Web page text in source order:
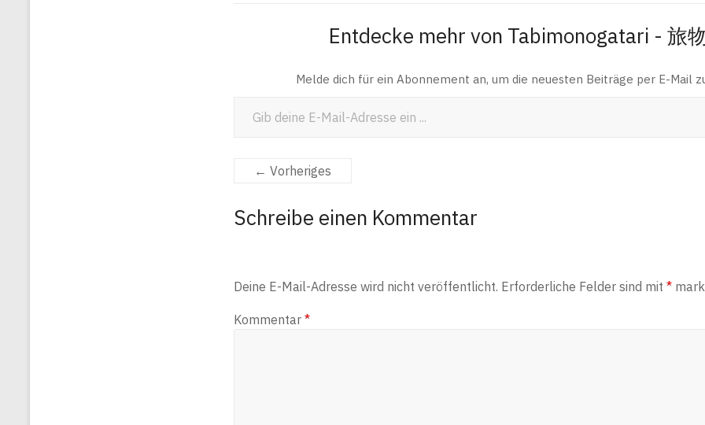
Entdecke mehr von Tabimonogatari - 旅
Melde dich für ein Abonnement an, um die neuesten Beiträge per E-Mail
← Vorheriges
Schreibe einen Kommentar
Deine E-Mail-Adresse wird nicht veröffentlicht. Erforderliche Felder sind mit *
Kommentar *